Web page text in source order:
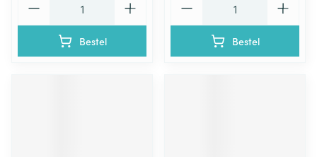
Bestel Bestel